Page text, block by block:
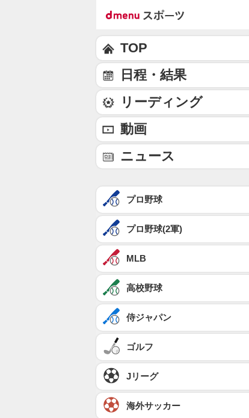
TOP
日程・結果
リーディング
動画
ニュース
プロ野球
プロ野球(2軍)
MLB
高校野球
侍ジャパン
ゴルフ
Jリーグ
海外サッカー